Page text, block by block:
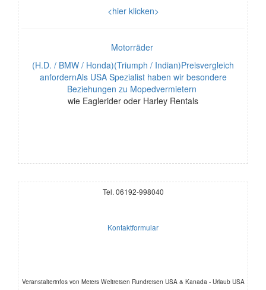
<hier klicken>
Motorräder
(H.D. / BMW / Honda)(Triumph / Indian)Preisvergleich
anfordernAls USA Spezialist haben wir besondere
Beziehungen zu Mopedvermietern
wie Eaglerider oder Harley Rentals
Tel. 06192-998040
Kontaktformular
Veranstalterinfos von Meiers Weltreisen Rundreisen USA & Kanada - Urlaub USA